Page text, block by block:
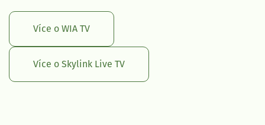
Více o WIA TV
Více o Skylink Live TV